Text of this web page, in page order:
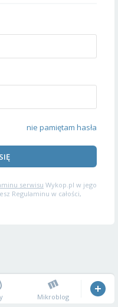
nie pamiętam hasła
serwisu Wykop.pl w jego
Regulaminu w całości,
Mikroblog